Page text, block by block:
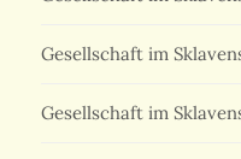
Gesellschaft im
Gesellschaft im